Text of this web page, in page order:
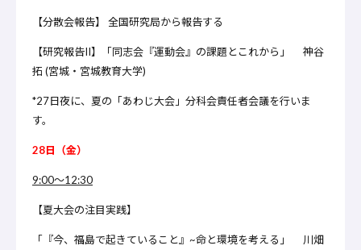
【分散会報告】 全国研究局から報告する
【研究報告II】「同志会『運動会』の課題とこれから」 神谷
拓 (宮城・宮城教育大学)
*27日夜に、夏の「あわじ大会」分科会責任者会議を行いま
す。
28日（金）
9:00～12:30
【夏大会の注目実践】
「『今、福島で起きていること』~命と環境を考える」 川畑